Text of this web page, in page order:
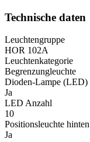
Technische daten
Leuchtengruppe
HOR 102A
Leuchtenkategorie
Begrenzungleuchte
Dioden-Lampe (LED)
Ja
LED Anzahl
10
Positionsleuchte hinten
Ja